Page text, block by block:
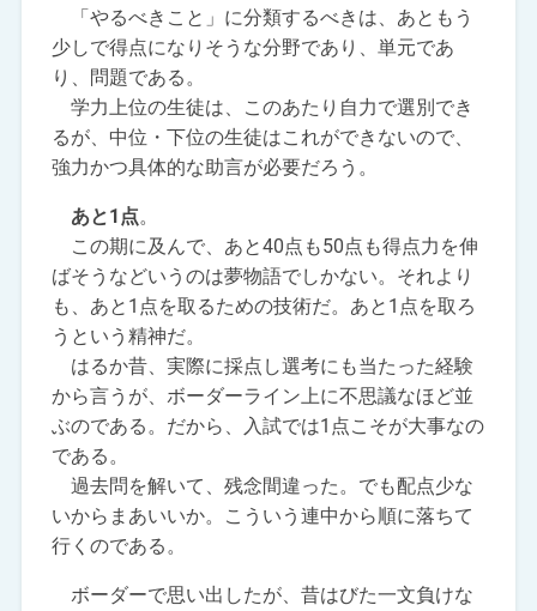
「やるべきこと」に分類するべきは、あともう
少しで得点になりそうな分野であり、単元であ
り、問題である。
学力上位の生徒は、このあたり自力で選別でき
るが、中位・下位の生徒はこれができないので、
強力かつ具体的な助言が必要だろう。
あと1点。
この期に及んで、あと40点も50点も得点力を伸
ばそうなどいうのは夢物語でしかない。それより
も、あと1点を取るための技術だ。あと1点を取ろ
うという精神だ。
はるか昔、実際に採点し選考にも当たった経験
から言うが、ボーダーライン上に不思議なほど並
ぶのである。だから、入試では1点こそが大事なの
である。
過去問を解いて、残念間違った。でも配点少な
いからまあいいか。こういう連中から順に落ちて
行くのである。
ボーダーで思い出したが、昔はびた一文負けな